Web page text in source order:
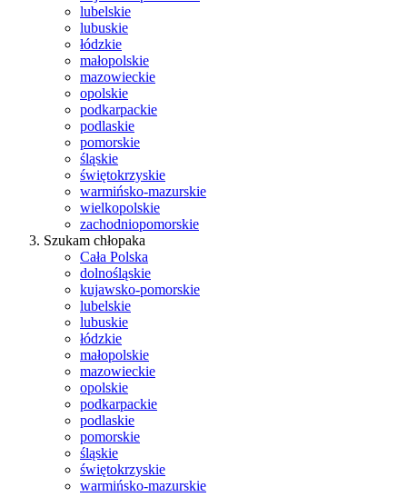
lubelskie
lubuskie
łódzkie
małopolskie
mazowieckie
opolskie
podkarpackie
podlaskie
pomorskie
śląskie
świętokrzyskie
warmińsko-mazurskie
wielkopolskie
zachodniopomorskie
Szukam chłopaka
Cała Polska
dolnośląskie
kujawsko-pomorskie
lubelskie
lubuskie
łódzkie
małopolskie
mazowieckie
opolskie
podkarpackie
podlaskie
pomorskie
śląskie
świętokrzyskie
warmińsko-mazurskie